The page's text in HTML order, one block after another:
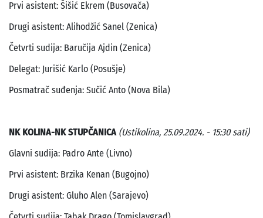
Prvi asistent: Šišić Ekrem (Busovača)
Drugi asistent: Alihodžić Sanel (Zenica)
Četvrti sudija: Baručija Ajdin (Zenica)
Delegat: Jurišić Karlo (Posušje)
Posmatrač suđenja: Sučić Anto (Nova Bila)
NK KOLINA-NK STUPČANICA (Ustikolina, 25.09.2024. - 15:30 sati)
Glavni sudija: Padro Ante (Livno)
Prvi asistent: Brzika Kenan (Bugojno)
Drugi asistent: Gluho Alen (Sarajevo)